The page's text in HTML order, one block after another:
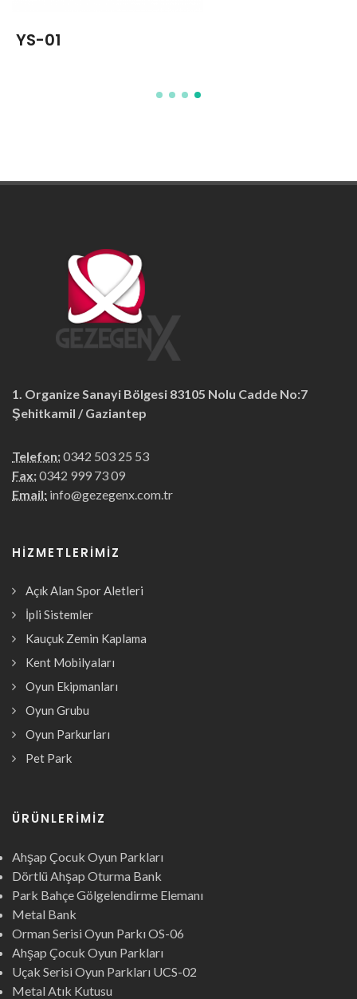
YS-01
1. Organize Sanayi Bölgesi 83105 Nolu Cadde No:7
Şehitkamil / Gaziantep
Telefon:0342 503 25 53
Fax:0342 999 73 09
Email: info@gezegenx.com.tr
HIZMETLERIMIZ
Açık Alan Spor Aletleri
İpli Sistemler
Kauçuk Zemin Kaplama
Kent Mobilyaları
Oyun Ekipmanları
Oyun Grubu
Oyun Parkurları
Pet Park
ÜRÜNLERIMIZ
Ahşap Çocuk Oyun Parkları
Dörtlü Ahşap Oturma Bank
Park Bahçe Gölgelendirme Elemanı
Metal Bank
Orman Serisi Oyun Parkı OS-06
Ahşap Çocuk Oyun Parkları
Uçak Serisi Oyun Parkları UCS-02
Metal Atık Kutusu